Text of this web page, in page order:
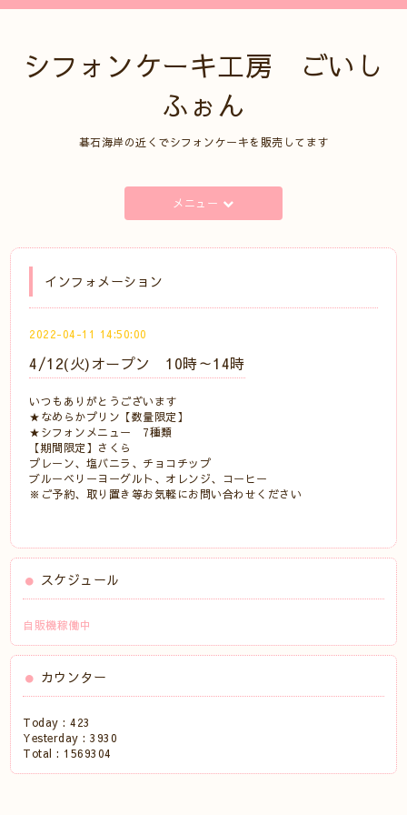
シフォンケーキ工房 ごいし
ふぉん
碁石海岸の近くでシフォンケーキを販売してます
メニュー
インフォメーション
2022-04-11 14:50:00
4/12(火)オープン 10時～14時
いつもありがとうございます
★なめらかプリン【数量限定】
★シフォンメニュー 7種類
【期間限定】さくら
プレーン、塩バニラ、チョコチップ
ブルーベリーヨーグルト、オレンジ、コーヒー
※ご予約、取り置き等お気軽にお問い合わせください
スケジュール
自販機稼働中
カウンター
Today :423
Yesterday :3930
Total : 1569304